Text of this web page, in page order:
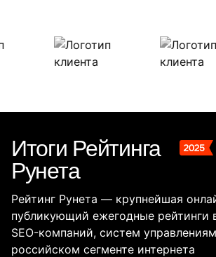
Наши клиенты
Итоги Рейтинга
Рунета
Рейтинг Рунета — крупнейшая
публикующий ежегодные рейтинги
SEO-компаний, систем
российском сегменте интернета